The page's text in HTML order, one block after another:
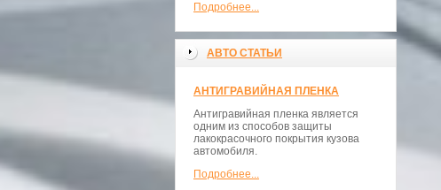
Подробнее...
АВТО СТАТЬИ
АНТИГРАВИЙНАЯ ПЛЕНКА
Антигравийная пленка является
одним из способов защиты
лакокрасочного покрытия кузова
автомобиля.
Подробнее...